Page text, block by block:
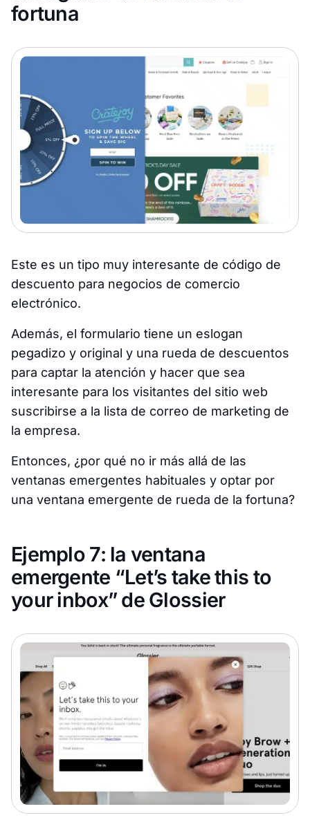
fortuna
Este es un tipo muy interesante de código de
descuento para negocios de comercio
electrónico.
Además, el formulario tiene un eslogan
pegadizo y original y una rueda de descuentos
para captar la atención y hacer que sea
interesante para los visitantes del sitio web
suscribirse a la lista de correo de marketing de
la empresa.
Entonces, ¿por qué no ir más allá de las
ventanas emergentes habituales y optar por
una ventana emergente de rueda de la fortuna?
Ejemplo 7: la ventana
emergente “Let’s take this to
your inbox” de Glossier